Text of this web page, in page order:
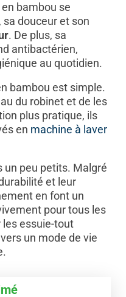
bambou se
douceur et son
. De plus, sa
antibactérien,
au quotidien.
bambou est simple.
du robinet et de les
plus pratique, ils
en machine à laver
un peu petits. Malgré
et leur
en font un
pour tous les
essuie-tout
un mode de vie